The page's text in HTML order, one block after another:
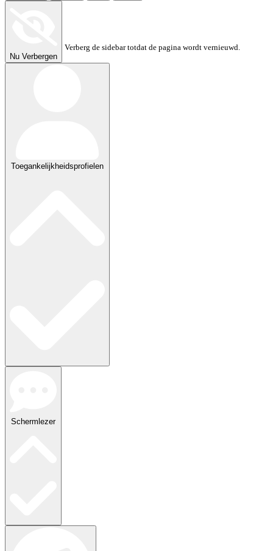
Nu Verbergen
Verberg de sidebar totdat de pagina wordt vernieuwd.
Toegankelijkheidsprofielen
Schermlezer